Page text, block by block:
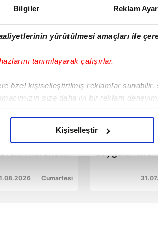
Bilgiler Reklam
yürütülmesi amaçları ile
tanımlayarak çalışırlar.
özel kişiselleştirilmiş reklamlar sunabilir,
size daha iyi bir reklam
işlenmekte olup gerekli olan çerezler
Kişiselleştir
parayla ilişki
Cumartesi
01:15
İlker